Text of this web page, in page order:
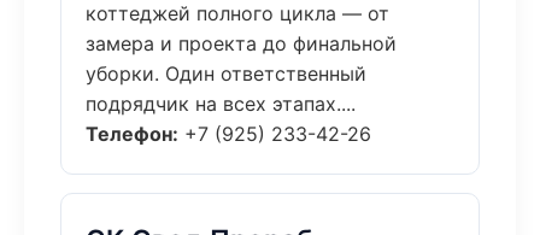
коттеджей полного цикла — от
замера и проекта до финальной
уборки. Один ответственный
подрядчик на всех этапах....
Телефон: +7 (925) 233-42-26